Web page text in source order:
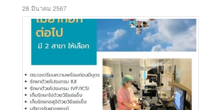
28 มีนาคม 2567